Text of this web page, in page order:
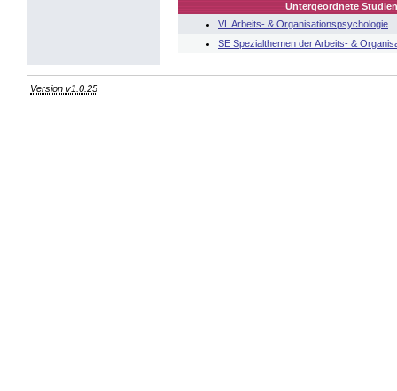
Untergeordnete
VL Arbeits- & Organisationspsychologie
SE Spezialthemen der Arbeits- &
Version v1.0.25